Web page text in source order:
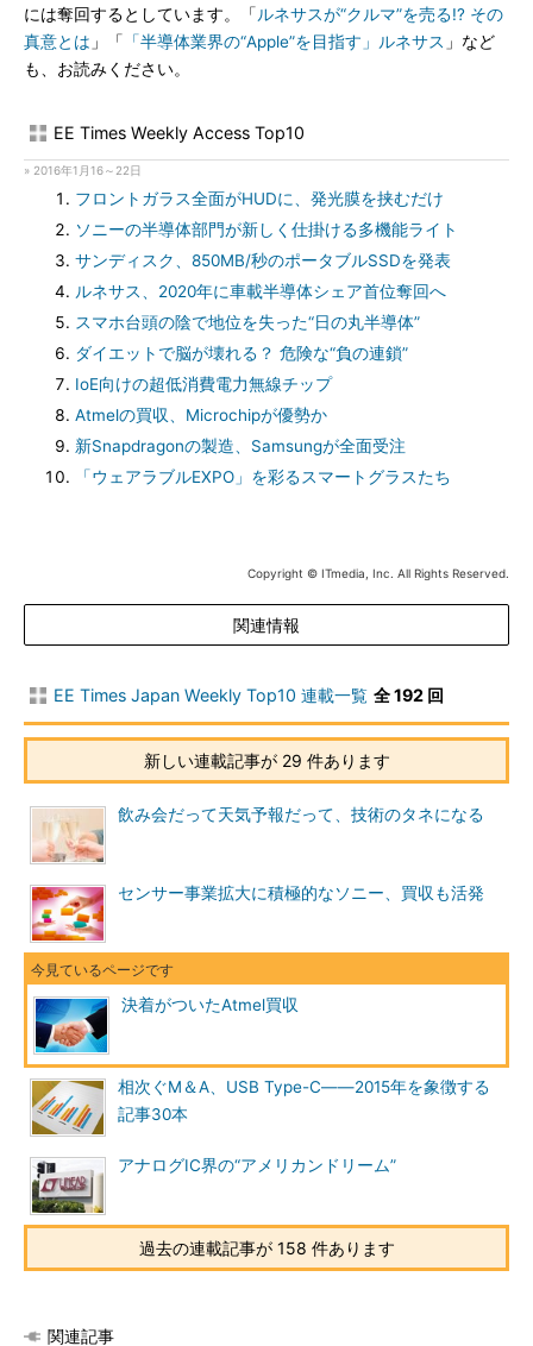
には奪回するとしています。「 ルネサスが“クルマ”を売る!? その
真意とは 」「 「半導体業界の“Apple”を目指す」ルネサス 」など
も、お読みください。
EE Times Weekly Access Top10
» 2016年1月16～22日
フロントガラス全面がHUDに、発光膜を挟むだけ
ソニーの半導体部門が新しく仕掛ける多機能ライト
サンディスク、850MB/秒のポータブルSSDを発表
ルネサス、2020年に車載半導体シェア首位奪回へ
スマホ台頭の陰で地位を失った“日の丸半導体”
ダイエットで脳が壊れる？ 危険な“負の連鎖”
IoE向けの超低消費電力無線チップ
Atmelの買収、Microchipが優勢か
新Snapdragonの製造、Samsungが全面受注
「ウェアラブルEXPO」を彩るスマートグラスたち
Copyright © ITmedia, Inc. All Rights Reserved.
関連情報
EE Times Japan Weekly Top10 連載一覧 全 192 回
新しい連載記事が 29 件あります
飲み会だって天気予報だって、技術のタネになる
センサー事業拡大に積極的なソニー、買収も活発
決着がついたAtmel買収
相次ぐM＆A、USB Type-C――2015年を象徴する
記事30本
アナログIC界の“アメリカンドリーム”
過去の連載記事が 158 件あります
関連記事